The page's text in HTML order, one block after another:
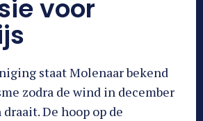
voor
staat Molenaar bekend
zodra de wind in december
De hoop op de